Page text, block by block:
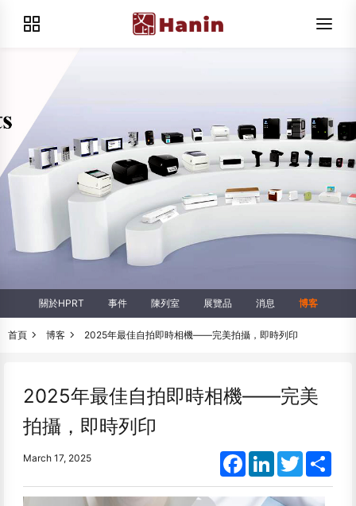
關於HPRT 事件 陳列室 展覽品 消息 博客
首頁 博客 2025年最佳自拍即時相機——完美拍攝，即時列印
2025年最佳自拍即時相機——完美
拍攝，即時列印
March 17, 2025 FacebookLinkedInTwitter